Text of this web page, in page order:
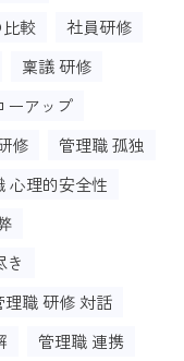
較
社員研修
稟議 研修
ーアップ
修
管理職 孤独
心理的安全性
き
理職 研修 対話
管理職 連携